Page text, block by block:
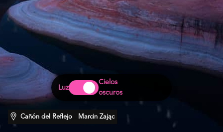
Luz
Cielos
oscuros
Cañón del Reflejo Marcin Zając